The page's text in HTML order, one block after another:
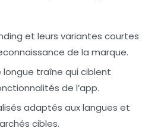
et leurs variantes courtes
de la marque.
longue traîne qui ciblent
de l’app.
adaptés aux langues et
cibles.